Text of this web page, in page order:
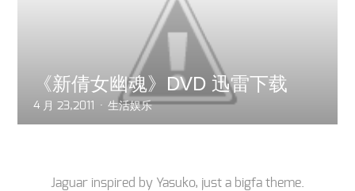
《新倩女幽魂》DVD 迅雷下载
4 月 23,2011 生活娱乐
Jaguar inspired by Yasuko, just a bigfa theme.